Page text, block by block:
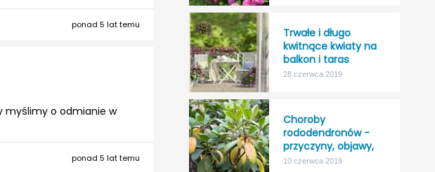
ponad 5 lat temu
myślimy o odmianie w
ponad 5 lat temu
Trwałe i długo
kwitnące kwiaty na
balkon i taras
28 czerwca 2019
Choroby
rododendronów -
przyczyny, objawy,
leczenie
10 czerwca 2019